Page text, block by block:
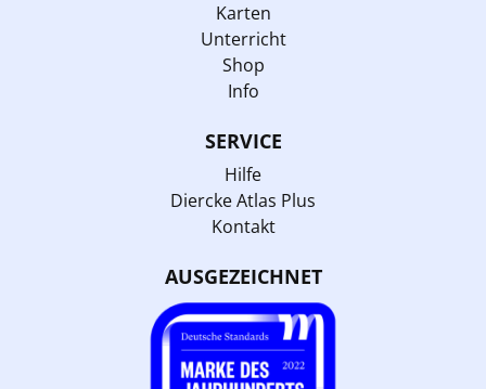
Karten
Unterricht
Shop
Info
SERVICE
Hilfe
Diercke Atlas Plus
Kontakt
AUSGEZEICHNET